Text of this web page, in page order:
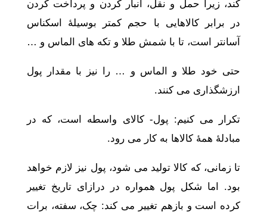
کند، زیرا حمل و نقل، انبار کردن و پرداخت کردن
در برابر کالاهایی با حجم کمتر بوسیلۀ اسکناس
آسانتر است، تا با شمش طلا و تکه های الماس و …
حتی خود طلا و الماس و … را نیز با مقدار پول
ارزشگذاری می کنند.
تکرار می کنیم: پول- کالای واسطه است، که در
مبادلۀ همۀ کالاها به کار می رود.
تا زمانی، که کالا تولید می شود، پول نیز لازم خواهد
بود. اما شکل پول همواره در درازای تاریخ تغییر
کرده است و بازهم تغییر می کند: چک، سفته، برات